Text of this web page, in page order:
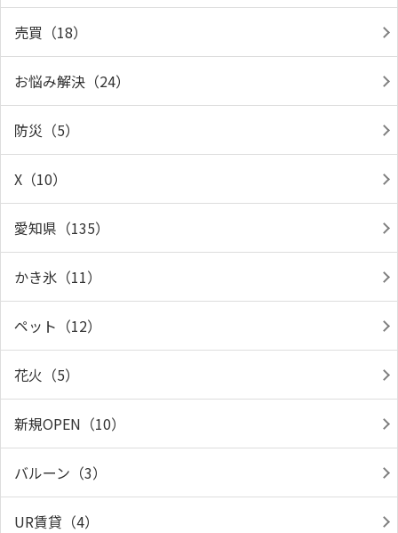
売買（18）
お悩み解決（24）
防災（5）
X（10）
愛知県（135）
かき氷（11）
ペット（12）
花火（5）
新規OPEN（10）
バルーン（3）
UR賃貸（4）